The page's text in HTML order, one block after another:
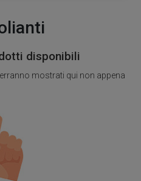
disponibili
mostrati qui non appena